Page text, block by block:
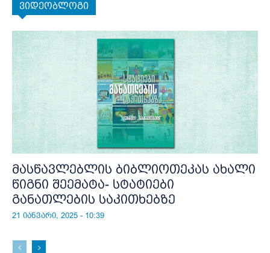
ვიდეობლოგი
მასწავლებლის ბიბლიოთეკას ახალი
წიგნი შეემატა- სტატიები
განათლების საკითხებზე
21 იანვარი, 2025 - 10:39